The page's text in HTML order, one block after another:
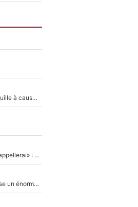
«Détester à vie», Stéphane Guy dans une embrouille à cause du PSG !
Mercato - OM - «Dès que je prends un club, je t’appellerai» : La promesse de Marcelino au moment de claquer la porte
Victime de racisme contre Murray, Kyrgios pousse un énorme coup de gueule !